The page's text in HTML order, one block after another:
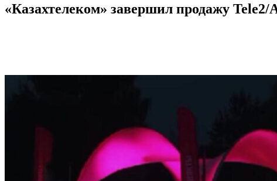
«Казахтелеком» завершил продажу Tele2/